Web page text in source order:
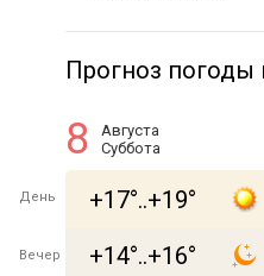
Прогноз погоды
8
Августа
Суббота
День +17°..+19°
Вечер +14°..+16°